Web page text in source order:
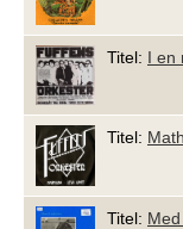
Titel: I en
Titel:
Titel: